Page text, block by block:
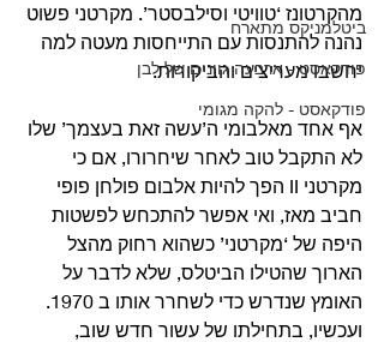
ביטלמניקס מתארח
פודקאסט - ארבעה גוונים של לבן
פודקאסט - להקה מגומי
מהקרטונז ‘טוויטי וסילבסטר’. מקרטני פשוט
נהנה להתנסות עם התייחסות מעטה למה
יחשבו מעריצים והביקורות.
אף אחד מאלבומי ה’עשה זאת בעצמך’ שלו
לא התקבל טוב לאחר שיחרורו, אם כי
מקרטני II הפך להיות אלבום פולחן פופי
חביב מאז, ואי אפשר להתכחש לפשטות
היפה של ‘מקרטני’ כשהוא רחוק מהצל
הארוך שהטילו הביטלס, שלא לדבר על
האומץ שנדרש כדי לשחרר אותו ב 1970.
ועכשיו, בתחילתו של עשור חדש שוב,